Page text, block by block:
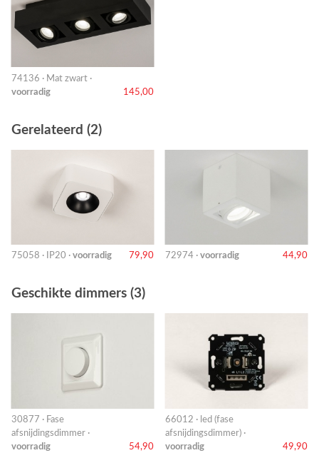
74136 · Mat zwart ·
voorradig
145,00
Gerelateerd (2)
75058 · IP20 · voorradig 79,90 72974 · voorradig 44,90
Geschikte dimmers (3)
30877 · Fase
afsnijdingsdimmer ·
voorradig
54,90
66012 · led (fase
afsnijdingsdimmer) ·
voorradig
49,90